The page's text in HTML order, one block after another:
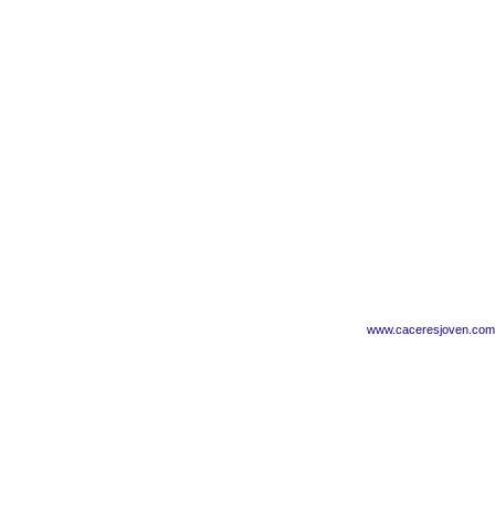
www.caceresjoven.com